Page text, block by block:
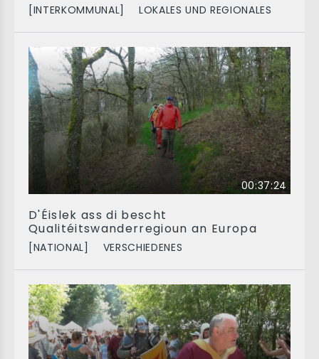
[INTERKOMMUNAL] LOKALES UND REGIONALES
00:37:24
D'Éislek ass di bescht
Qualitéitswanderregioun an Europa
[NATIONAL] VERSCHIEDENES